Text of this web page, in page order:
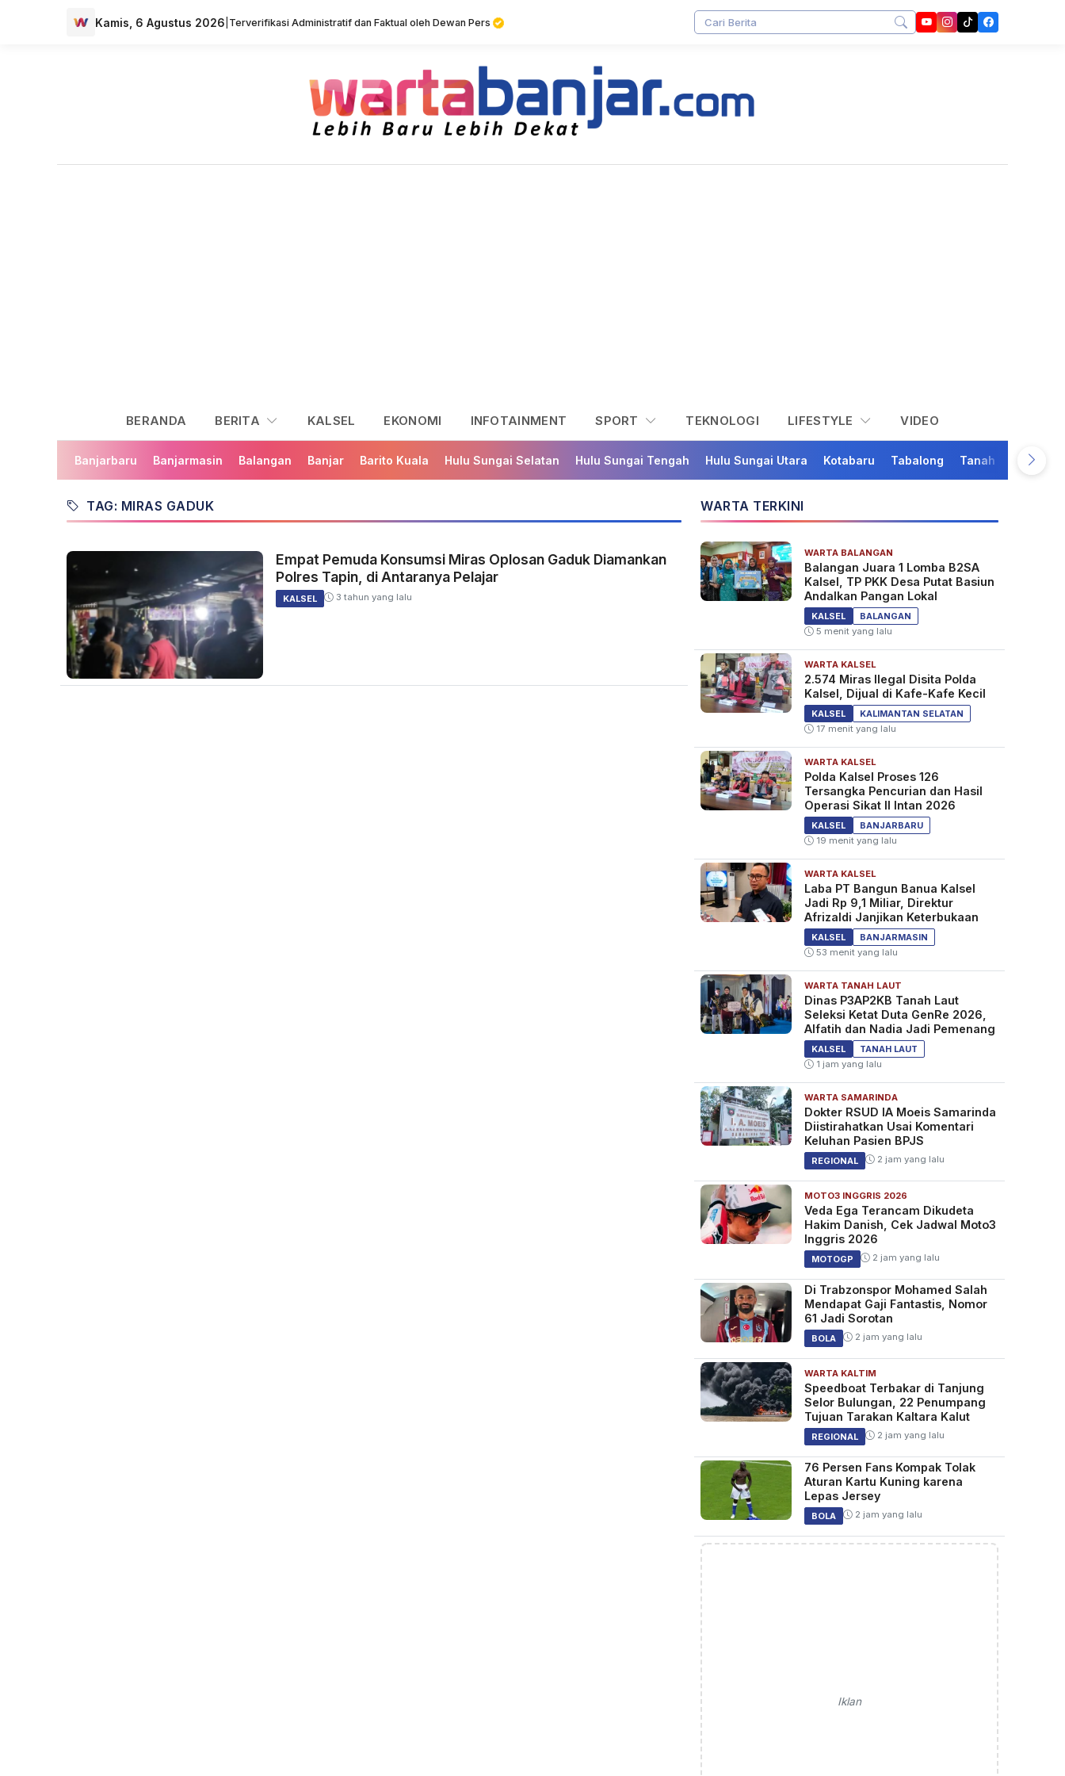
Kamis, 6 Agustus 2026 Terverifikasi Administratif dan Faktual oleh Dewan Pers
BERANDA BERITA KALSEL EKONOMI INFOTAINMENT SPORT TEKNOLOGI LIFESTYLE VIDEO
Banjarbaru Banjarmasin Balangan Banjar Barito Kuala Hulu Sungai Selatan Hulu Sungai Tengah Hulu Sungai Utara Kotabaru Tabalong Tanah Bumbu
TAG: MIRAS GADUK
Empat Pemuda Konsumsi Miras Oplosan Gaduk Diamankan
Polres Tapin, di Antaranya Pelajar
KALSEL 3 tahun yang lalu
WARTA TERKINI
WARTA BALANGAN
Balangan Juara 1 Lomba B2SA
Kalsel, TP PKK Desa Putat Basiun
Andalkan Pangan Lokal
KALSEL
BALANGAN
5 menit yang lalu
WARTA KALSEL
2.574 Miras Ilegal Disita Polda
Kalsel, Dijual di Kafe-Kafe Kecil
KALSEL
KALIMANTAN SELATAN
17 menit yang lalu
WARTA KALSEL
Polda Kalsel Proses 126
Tersangka Pencurian dan Hasil
Operasi Sikat II Intan 2026
KALSEL
BANJARBARU
19 menit yang lalu
WARTA KALSEL
Laba PT Bangun Banua Kalsel
Jadi Rp 9,1 Miliar, Direktur
Afrizaldi Janjikan Keterbukaan
KALSEL
BANJARMASIN
53 menit yang lalu
WARTA TANAH LAUT
Dinas P3AP2KB Tanah Laut
Seleksi Ketat Duta GenRe 2026,
Alfatih dan Nadia Jadi Pemenang
KALSEL
TANAH LAUT
1 jam yang lalu
WARTA SAMARINDA
Dokter RSUD IA Moeis Samarinda
Diistirahatkan Usai Komentari
Keluhan Pasien BPJS
REGIONAL 2 jam yang lalu
MOTO3 INGGRIS 2026
Veda Ega Terancam Dikudeta
Hakim Danish, Cek Jadwal Moto3
Inggris 2026
MOTOGP 2 jam yang lalu
Di Trabzonspor Mohamed Salah
Mendapat Gaji Fantastis, Nomor
61 Jadi Sorotan
BOLA 2 jam yang lalu
WARTA KALTIM
Speedboat Terbakar di Tanjung
Selor Bulungan, 22 Penumpang
Tujuan Tarakan Kaltara Kalut
REGIONAL 2 jam yang lalu
76 Persen Fans Kompak Tolak
Aturan Kartu Kuning karena
Lepas Jersey
BOLA 2 jam yang lalu
Iklan